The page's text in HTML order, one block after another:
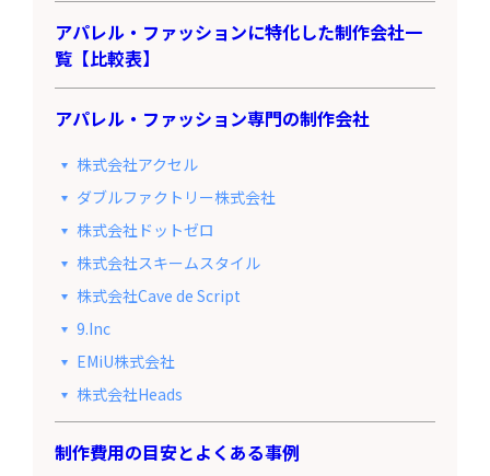
アパレル・ファッションに特化した制作会社一
覧【比較表】
アパレル・ファッション専門の制作会社
株式会社アクセル
ダブルファクトリー株式会社
株式会社ドットゼロ
株式会社スキームスタイル
株式会社Cave de Script
9.Inc
EMiU株式会社
株式会社Heads
制作費用の目安とよくある事例